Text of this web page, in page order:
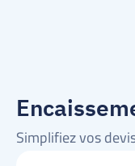
Simplifiez vos